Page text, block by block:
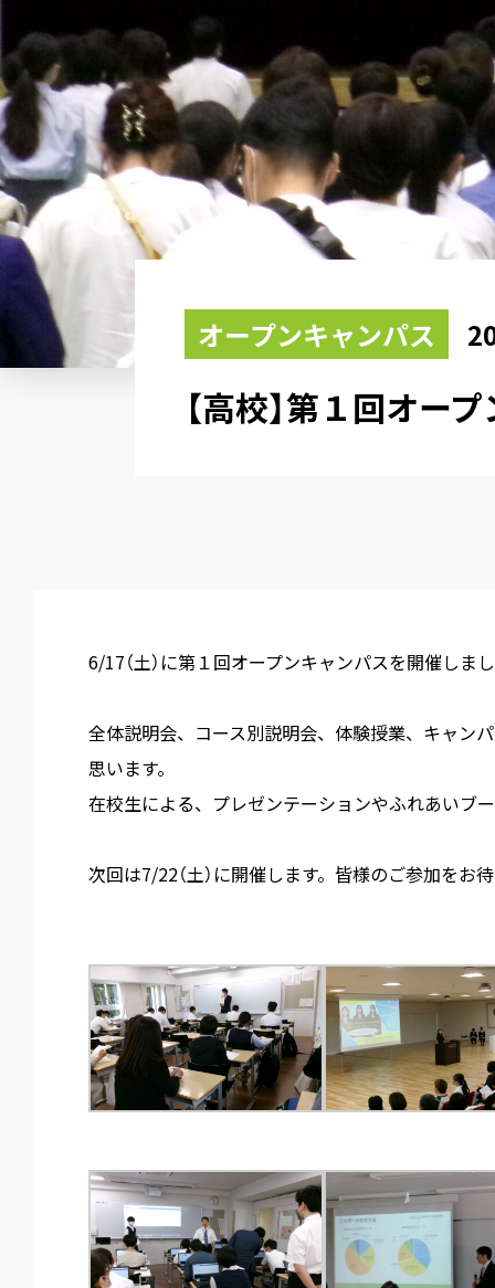
オープンキャンパス
【高校】第１回オー
6/17（土）に第１回オープンキャンパスを開催しま
全体説明会、コース別説明会、体験授業、キャン
思います。
在校生による、プレゼンテーションやふれあいブ
次回は7/22（土）に開催します。皆様のご参加をお